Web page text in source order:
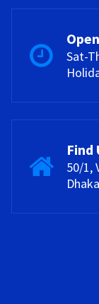
Sat-
Find
50/1,